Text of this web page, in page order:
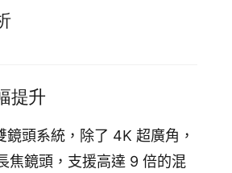
提升
鏡頭系統，除了 4K 超廣角，
焦鏡頭，支援高達 9 倍的混